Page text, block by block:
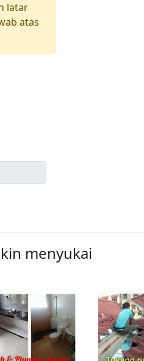
latar
atas
menyukai